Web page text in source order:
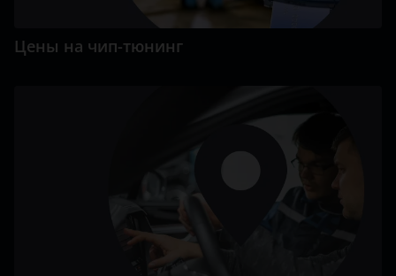
Цены на чип-тюнинг